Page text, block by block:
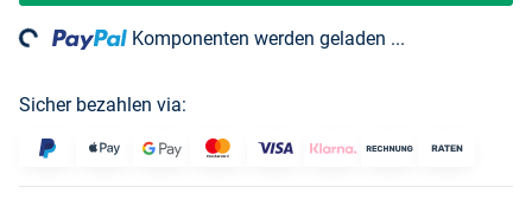
Komponenten werden geladen ...
Sicher bezahlen via: